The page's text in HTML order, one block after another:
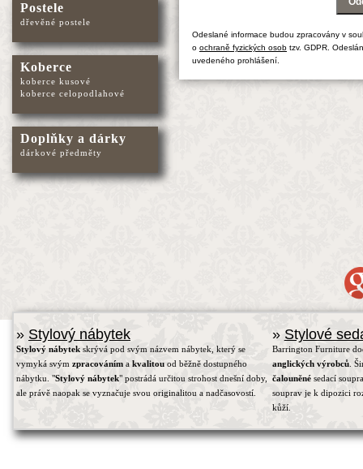
Odeslané informace budou zpracovány v
o ochraně fyzických osobtzv. GDPR.
uvedeného prohlášení.
Postele
dřevěné postele
Koberce
koberce kusové
koberce celopodlahové
Doplňky a dárky
dárkové předměty
» Stylový nábytek
Stylový nábytek skrývá pod svým názvem nábytek, který se
vymyká svým zpracováním a kvalitou od běžně dostupného
nábytku. "Stylový nábytek" postrádá určitou strohost dnešní doby,
ale právě naopak se vyznačuje svou originalitou a nadčasovostí.
» Stylové
Barrington Furniture
anglických výrobců.
čalouněnésedací
souprav je k dipozici
kůží.